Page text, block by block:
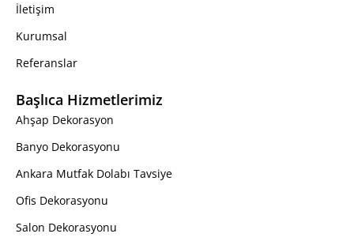
İletişim
Kurumsal
Referanslar
Başlıca Hizmetlerimiz
Ahşap Dekorasyon
Banyo Dekorasyonu
Ankara Mutfak Dolabı Tavsiye
Ofis Dekorasyonu
Salon Dekorasyonu